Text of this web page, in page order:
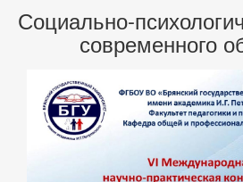
Социально-
современного